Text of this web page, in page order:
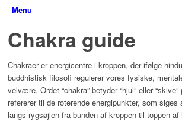
Menu
Chakra guide
Chakraer er energicentre i kroppen, der ifølge
buddhistisk filosofi regulerer vores fysiske,
velvære. Ordet “chakra” betyder “hjul” eller
refererer til de roterende energipunkter, som
langs rygsøjlen fra bunden af kroppen til toppen